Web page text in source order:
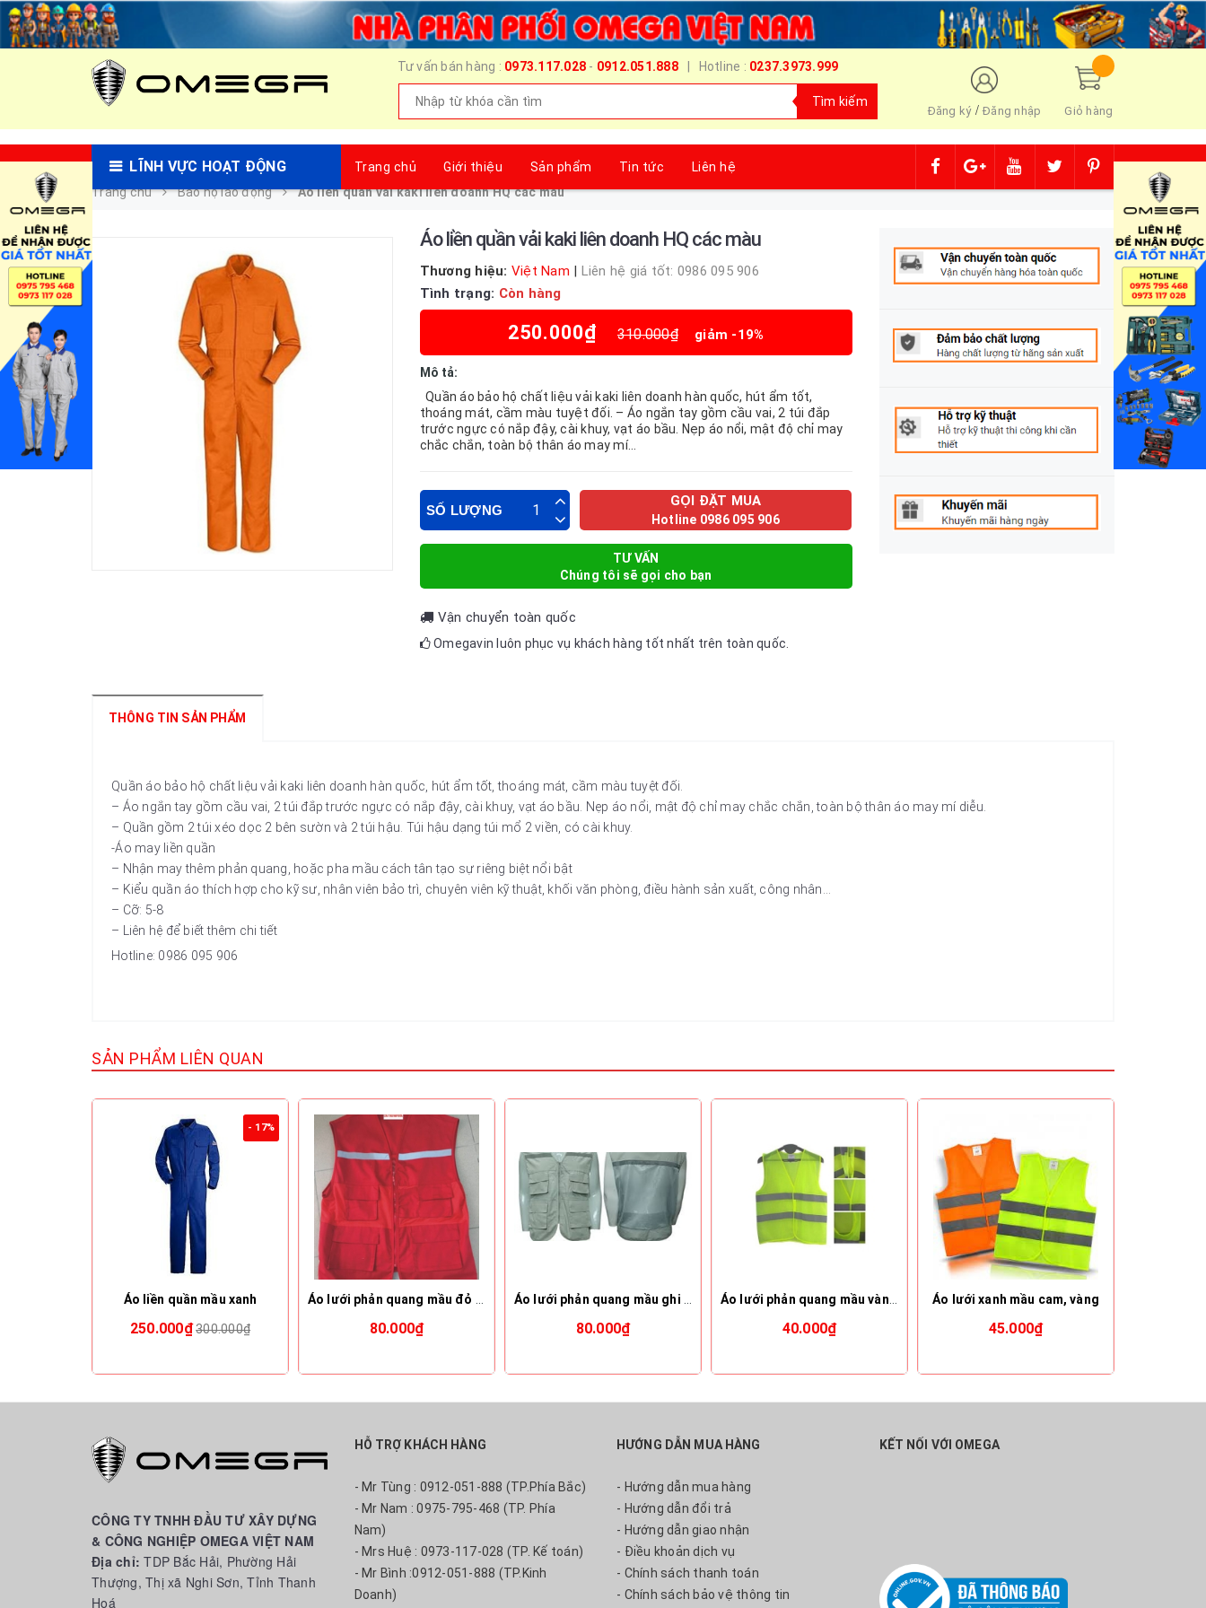
Tư vấn bán hàng : 0973.117.028 - 0912.051.888| Hotline : 0237.3973.999
Tìm kiếm
Đăng ký/Đăng nhập Giỏ hàng
LĨNH VỰC HOẠT ĐỘNG Trang chủ Giới thiệu Sản phẩm Tin tức
Liên hệ
Trang chủ
Bảo hộ lao động Áo liền quần vải kaki liên doanh HQ các màu
Áo liền quần vải kaki liên doanh HQ các màu
Thương hiệu: Việt Nam | Liên hệ giá tốt: 0986 095 906
Tình trạng: Còn hàng
250.000₫ 310.000₫ giảm -19%
Mô tả:
Quần áo bảo hộ chất liệu vải kaki liên doanh hàn quốc, hút ẩm tốt,
thoáng mát, cầm màu tuyệt đối. – Áo ngắn tay gồm cầu vai, 2 túi đắp
trước ngực có nắp đậy, cài khuy, vạt áo bầu. Nẹp áo nổi, mật độ chỉ may
chắc chắn, toàn bộ thân áo may mí...
SỐ LƯỢNG
GỌI ĐẶT MUA
Hotline 0986 095 906
TƯ VẤN
Chúng tôi sẽ gọi cho bạn
Vận chuyển toàn quốc
Omegavin luôn phục vụ khách hàng tốt nhất trên toàn quốc.
THÔNG TIN SẢN PHẨM
Quần áo bảo hộ chất liệu vải kaki liên doanh hàn quốc, hút ẩm tốt, thoáng mát, cầm màu tuyệt đối.
– Áo ngắn tay gồm cầu vai, 2 túi đắp trước ngực có nắp đậy, cài khuy, vạt áo bầu. Nẹp áo nổi, mật độ chỉ may chắc chắn, toàn bộ thân áo may mí diễu.
– Quần gồm 2 túi xéo dọc 2 bên sườn và 2 túi hậu. Túi hậu dạng túi mổ 2 viền, có cài khuy.
-Áo may liền quần
– Nhận may thêm phản quang, hoặc pha mầu cách tân tạo sự riêng biệt nổi bật
– Kiểu quần áo thích hợp cho kỹ sư, nhân viên bảo trì, chuyên viên kỹ thuật, khối văn phòng, điều hành sản xuất, công nhân…
– Cỡ: 5-8
– Liên hệ để biết thêm chi tiết
Hotline: 0986 095 906
SẢN PHẨM LIÊN QUAN
- 17%
Áo liền quần mầu xanh
250.000₫ 300.000₫ 80.000₫ 80.000₫ 40.000₫
Áo lưới xanh mầu cam, vàng
45.000₫
CÔNG TY TNHH ĐẦU TƯ XÂY DỰNG
& CÔNG NGHIỆP OMEGA VIỆT NAM
Địa chỉ:TDP Bắc Hải, Phường Hải
Thượng, Thị xã Nghi Sơn, Tỉnh Thanh
Hoá
HỖ TRỢ KHÁCH HÀNG
- Mr Tùng : 0912-051-888 (TP.Phía Bắc)
- Mr Nam : 0975-795-468 (TP. Phía
Nam)
- Mrs Huệ : 0973-117-028 (TP. Kế toán)
- Mr Bình :0912-051-888 (TP.Kinh
Doanh)
HƯỚNG DẪN MUA HÀNG
- Hướng dẫn mua hàng
- Hướng dẫn đổi trả
- Hướng dẫn giao nhận
- Điều khoản dịch vụ
- Chính sách thanh toán
- Chính sách bảo vệ thông tin
KẾT NỐI VỚI OMEGA